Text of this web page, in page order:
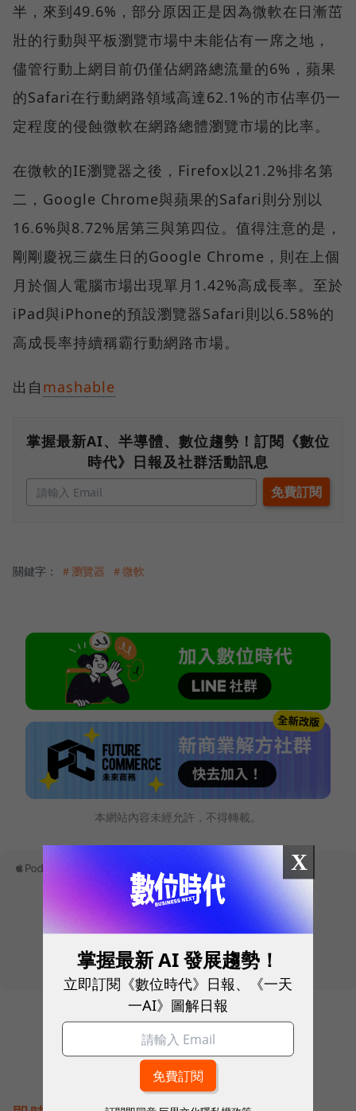
半，來到49.6%，部分原因正是因為微軟在日漸茁
壯的行動與平板瀏覽市場中未能佔有一席之地，
儘管行動上網目前仍僅佔網路總流量的6%，蘋果
的Safari在行動網路領域高達62.1%的市佔率仍一
定程度的侵蝕微軟在網路總體瀏覽市場的比率。
在微軟的IE瀏覽器之後，Firefox以21.2%排名第
二，Google Chrome與蘋果的Safari則分別以
16.6%與8.72%居第三與第四位。值得注意的是，
剛剛慶祝三歲生日的Google Chrome，則在上個
月於個人電腦市場出現單月1.42%高成長率。至於
iPad與iPhone的預設瀏覽器Safari則以6.58%的
高成長率持續稱霸行動網路市場。
出自 mashable
掌握最新AI、半導體、數位趨勢！訂閱《數位
時代》日報及社群活動訊息
關鍵字： ＃瀏覽器 ＃微軟
本網站內容未經允許，不得轉載。
X
掌握最新 AI 發展趨勢！
立即訂閱《數位時代》日報、《一天
一AI》圖解日報